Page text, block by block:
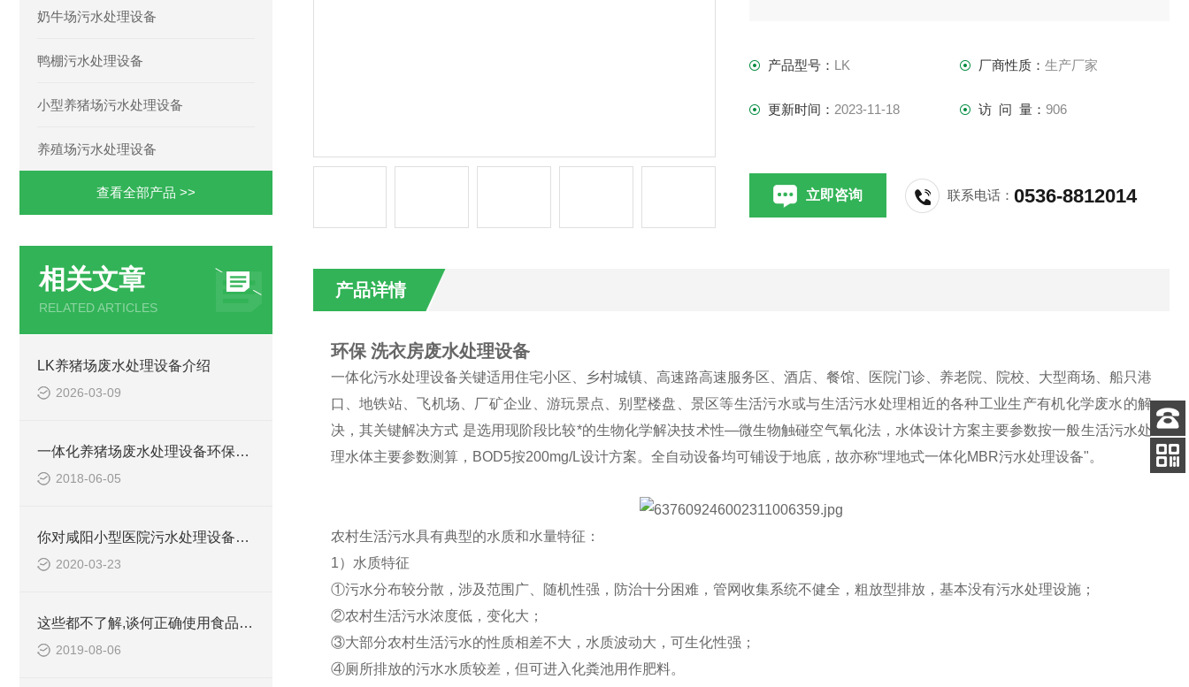
奶牛场污水处理设备
鸭棚污水处理设备
小型养猪场污水处理设备
养殖场污水处理设备
查看全部产品 >>
相关文章
RELATED ARTICLES
LK养猪场废水处理设备介绍
2026-03-09
一体化养猪场废水处理设备环保局新要求
2018-06-05
你对咸阳小型医院污水处理设备了解吗？
2020-03-23
这些都不了解,谈何正确使用食品污水处理设备
2019-08-06
产品型号： LK 厂商性质： 生产厂家
更新时间： 2023-11-18 访 问 量： 906
立即咨询 联系电话：0536-8812014
产品详情
环保 洗衣房废水处理设备
一体化污水处理设备关键适用住宅小区、乡村城镇、高速路高速服务区、酒店、餐馆、医院门诊、养老院、院校、大型商场、船只港
口、地铁站、飞机场、厂矿企业、游玩景点、别墅楼盘、景区等生活污水或与生活污水处理相近的各种工业生产有机化学废水的解
决，其关键解决方式 是选用现阶段比较*的生物化学解决技术性—微生物触碰空气氧化法，水体设计方案主要参数按一般生活污水处
理水体主要参数测算，BOD5按200mg/L设计方案。全自动设备均可铺设于地底，故亦称“埋地式一体化MBR污水处理设备"。
农村生活污水具有典型的水质和水量特征：
1）水质特征
①污水分布较分散，涉及范围广、随机性强，防治十分困难，管网收集系统不健全，粗放型排放，基本没有污水处理设施；
②农村生活污水浓度低，变化大；
③大部分农村生活污水的性质相差不大，水质波动大，可生化性强；
④厕所排放的污水水质较差，但可进入化粪池用作肥料。
客服
电话